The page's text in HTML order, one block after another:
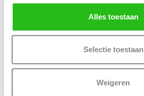
Alles toestaan
Selectie toestaan
Weigeren
Terug
Bijpassende ALBO deuren